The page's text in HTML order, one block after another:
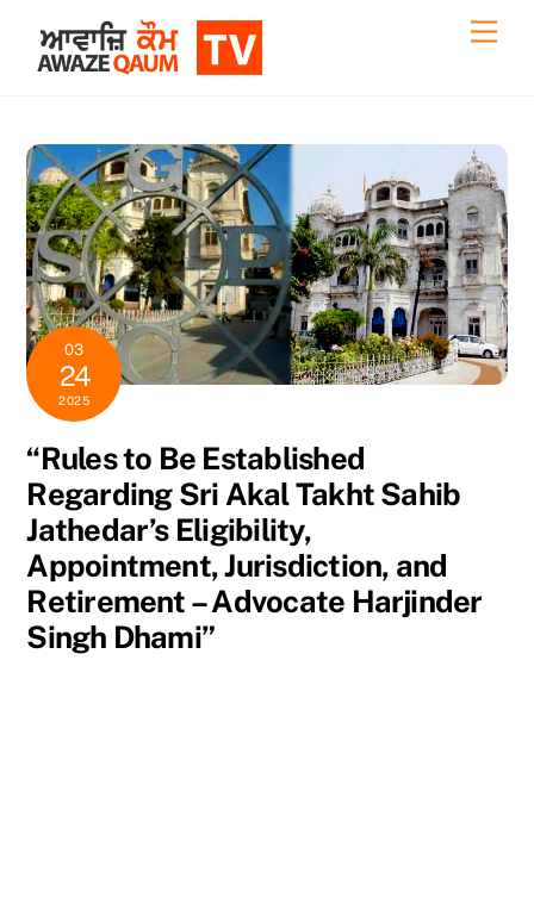
content
03
24
2025
“Rules to Be Established
Regarding Sri Akal Takht Sahib
Jathedar’s Eligibility,
Appointment, Jurisdiction, and
Retirement – Advocate Harjinder
Singh Dhami”